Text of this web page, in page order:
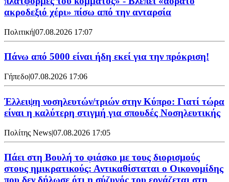
ακροδεξιό χέρι» πίσω από την ανταρσία
Πολιτική|07.08.2026 17:07
Πάνω από 5000 είναι ήδη εκεί για την πρόκριση!
Γήπεδο|07.08.2026 17:06
Έλλειψη νοσηλευτών/τριών στην Κύπρο: Γιατί τώρα
είναι η καλύτερη στιγμή για σπουδές Νοσηλευτικής
Πολίτης News|07.08.2026 17:05
Πάει στη Βουλή το φιάσκο με τους διορισμούς
στους ημικρατικούς: Αντικαθίσταται ο Οικονομίδης